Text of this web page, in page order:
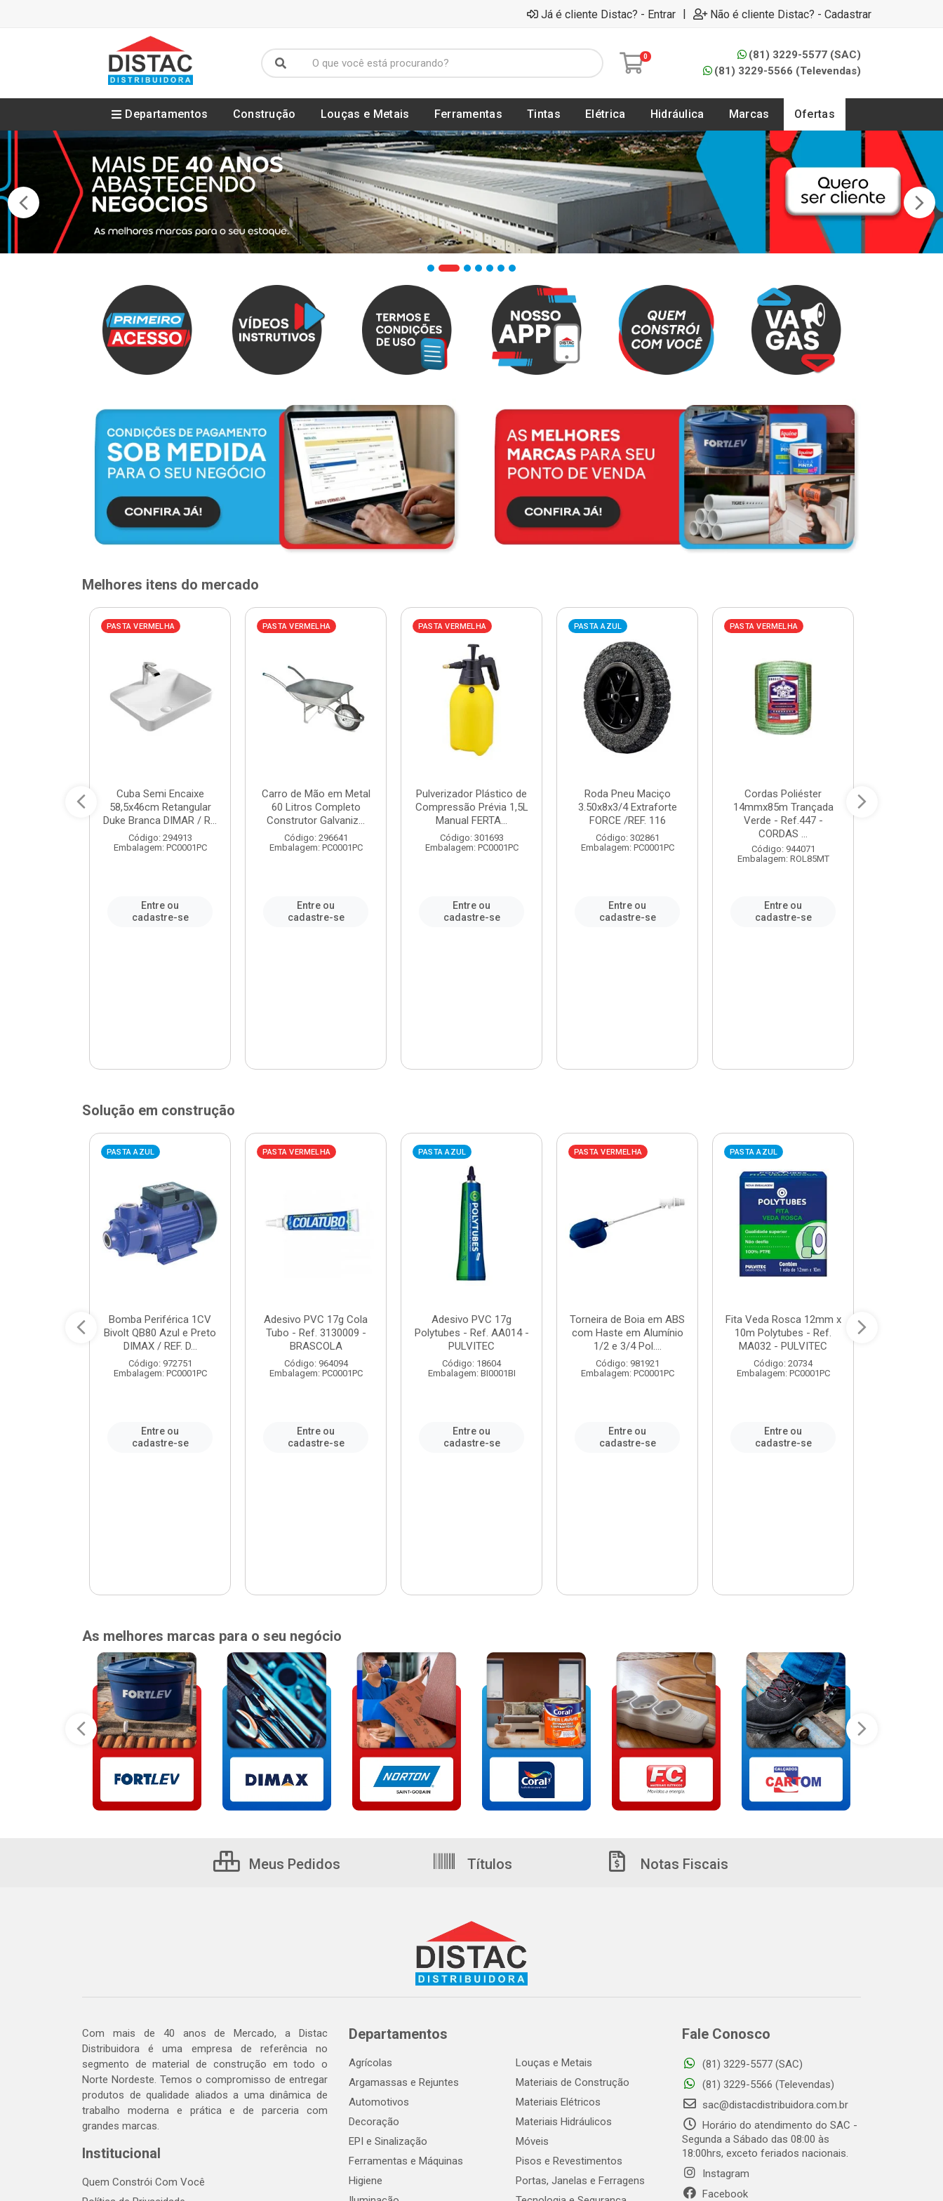
Já é cliente Distac? - Entrar | Não é cliente Distac? - Cadastrar
0
(81) 3229-5577 (SAC)
(81) 3229-5566 (Televendas)
Departamentos Construção Louças e Metais Ferramentas Tintas Elétrica Hidráulica Marcas Ofertas
Melhores itens do mercado
PASTA VERMELHA
Cuba Semi Encaixe
58,5x46cm Retangular
Duke Branca DIMAR / R...
Código: 294913
Embalagem: PC0001PC
Entre ou
cadastre-se
PASTA VERMELHA
Carro de Mão em Metal
60 Litros Completo
Construtor Galvaniz...
Código: 296641
Embalagem: PC0001PC
Entre ou
cadastre-se
PASTA VERMELHA
Pulverizador Plástico de
Compressão Prévia 1,5L
Manual FERTA...
Código: 301693
Embalagem: PC0001PC
Entre ou
cadastre-se
PASTA AZUL
Roda Pneu Maciço
3.50x8x3/4 Extraforte
FORCE /REF. 116
Código: 302861
Embalagem: PC0001PC
Entre ou
cadastre-se
PASTA VERMELHA
Cordas Poliéster
14mmx85m Trançada
Verde - Ref.447 -
CORDAS ...
Código: 944071
Embalagem: ROL85MT
Entre ou
cadastre-se
Solução em construção
PASTA AZUL
Bomba Periférica 1CV
Bivolt QB80 Azul e Preto
DIMAX / REF. D...
Código: 972751
Embalagem: PC0001PC
Entre ou
cadastre-se
PASTA VERMELHA
Adesivo PVC 17g Cola
Tubo - Ref. 3130009 -
BRASCOLA
Código: 964094
Embalagem: PC0001PC
Entre ou
cadastre-se
PASTA AZUL
Adesivo PVC 17g
Polytubes - Ref. AA014 -
PULVITEC
Código: 18604
Embalagem: BI0001BI
Entre ou
cadastre-se
PASTA VERMELHA
Torneira de Boia em ABS
com Haste em Alumínio
1/2 e 3/4 Pol....
Código: 981921
Embalagem: PC0001PC
Entre ou
cadastre-se
PASTA AZUL
Fita Veda Rosca 12mm x
10m Polytubes - Ref.
MA032 - PULVITEC
Código: 20734
Embalagem: PC0001PC
Entre ou
cadastre-se
As melhores marcas para o seu negócio
Meus Pedidos Títulos Notas Fiscais
Com mais de 40 anos de Mercado, a Distac
Distribuidora é uma empresa de referência no
segmento de material de construção em todo o
Norte Nordeste. Temos o compromisso de entregar
produtos de qualidade aliados a uma dinâmica de
trabalho moderna e prática e de parceria com
grandes marcas.
Institucional
Quem Constrói Com Você
Departamentos
Agrícolas
Argamassas e Rejuntes
Automotivos
Decoração
EPI e Sinalização
Ferramentas e Máquinas
Higiene
Louças e Metais
Materiais de Construção
Materiais Elétricos
Materiais Hidráulicos
Móveis
Pisos e Revestimentos
Portas, Janelas e Ferragens
Fale Conosco
(81) 3229-5577 (SAC)
(81) 3229-5566 (Televendas)
sac@distacdistribuidora.com.br
Horário do atendimento do SAC -
Segunda a Sábado das 08:00 às
18:00hrs, exceto feriados nacionais.
Instagram
Facebook